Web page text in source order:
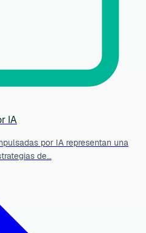
IA
por IA representan una
de…